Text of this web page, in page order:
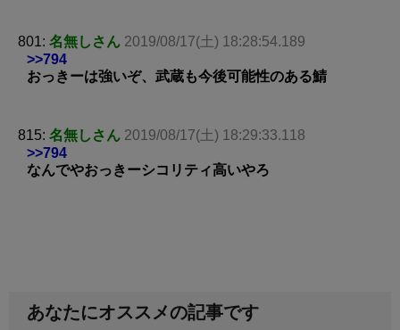
801: 名無しさん 2019/08/17(土) 18:28:54.189
>>794
おっきーは強いぞ、武蔵も今後可能性のある鯖
815: 名無しさん 2019/08/17(土) 18:29:33.118
>>794
なんでやおっきーシコリティ高いやろ
あなたにオススメの記事です